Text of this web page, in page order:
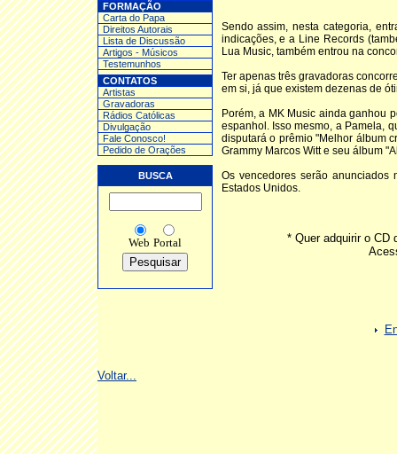
FORMAÇÃO
Carta do Papa
Direitos Autorais
Lista de Discussão
Artigos - Músicos
Testemunhos
CONTATOS
Artistas
Gravadoras
Rádios Católicas
Divulgação
Fale Conosco!
Pedido de Orações
BUSCA
Web Portal
Sendo assim, nesta categoria,
indicações, e a Line Records
Lua Music, também entrou na
Ter apenas três gravadoras
em si, já que existem dezenas de
Porém, a MK Music ainda ganhou
espanhol. Isso mesmo, a Pamela,
disputará o prêmio "Melhor álbum
Grammy Marcos Witt e seu álbum
Os vencedores serão anunciados
Estados Unidos.
* Quer adquirir o CD
Voltar...